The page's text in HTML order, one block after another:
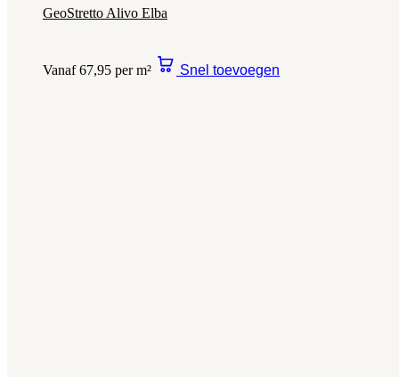
GeoStretto Alivo Elba
Vanaf 67,95 per m² Snel toevoegen